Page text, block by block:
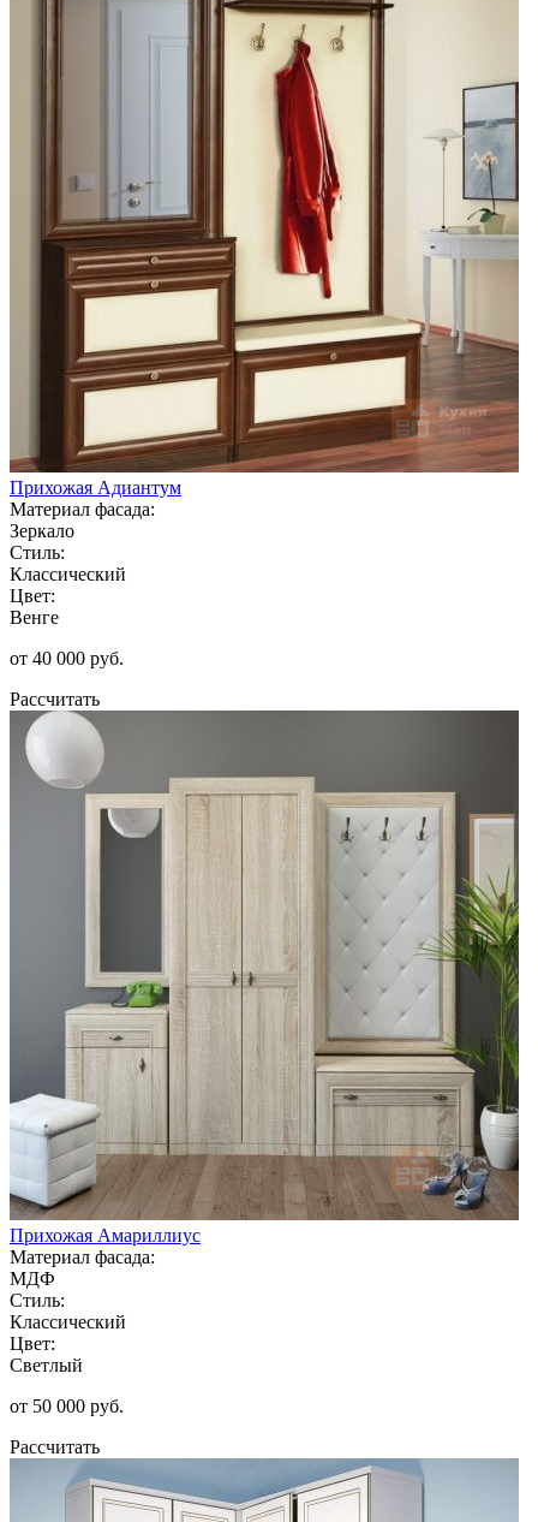
Прихожая Адиантум
Материал фасада:
Зеркало
Стиль:
Классический
Цвет:
Венге
от 40 000 руб.
Рассчитать
Прихожая Амариллиус
Материал фасада:
МДФ
Стиль:
Классический
Цвет:
Светлый
от 50 000 руб.
Рассчитать